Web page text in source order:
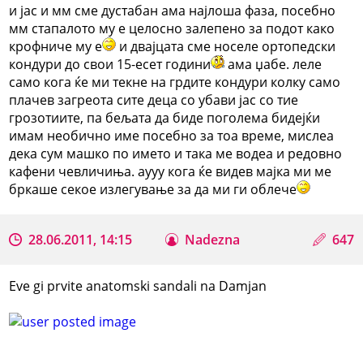
и јас и мм сме дустабан ама најлоша фаза, посебно
мм стапалото му е целосно залепено за подот како
крофниче му е
и двајцата сме носеле ортопедски
кондури до свои 15-есет години
ама џабе. леле
само кога ќе ми текне на грдите кондури колку само
плачев загреота сите деца со убави јас со тие
грозотиите, па бељата да биде поголема бидејќи
имам необично име посебно за тоа време, мислеа
дека сум машко по името и така ме водеа и редовно
кафени чевличиња. аууу кога ќе видев мајка ми ме
бркаше секое излегување за да ми ги облече
28.06.2011, 14:15 Nadezna 647
Eve gi prvite anatomski sandali na Damjan